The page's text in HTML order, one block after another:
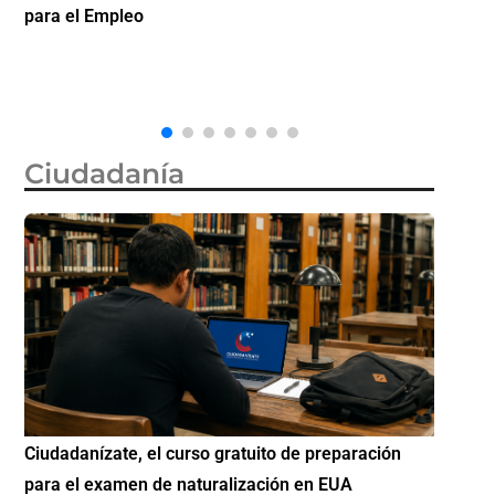
citas de visa de turista en México por 750 dólares
Ciudadanía
Si eres residente ingresa a Ciudadanízate, el curso
gratuito de preparación para el examen de